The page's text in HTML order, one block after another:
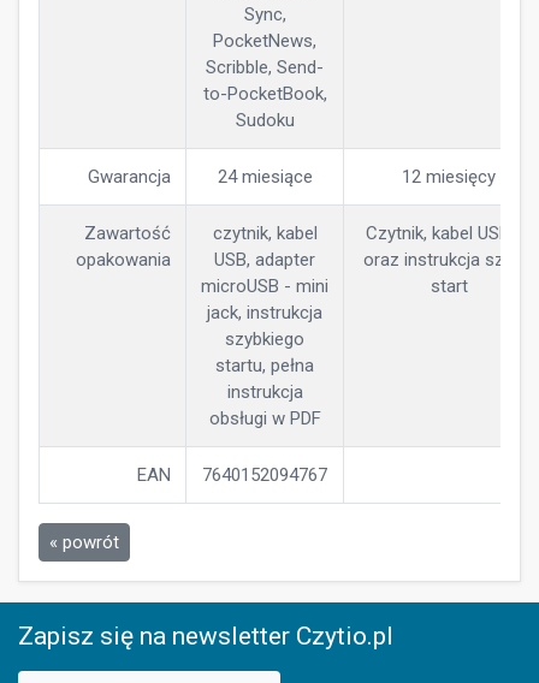
Sync,
PocketNews,
Scribble, Send-
to-PocketBook,
Sudoku
Gwarancja 24 miesiące 12 miesięcy
Zawartość
opakowania
czytnik, kabel
USB, adapter
microUSB - mini
jack, instrukcja
szybkiego
startu, pełna
instrukcja
obsługi w PDF
Czytnik, kabel USB-C,
oraz instrukcja szybki
start
EAN 7640152094767
« powrót
Zapisz się na newsletter Czytio.pl